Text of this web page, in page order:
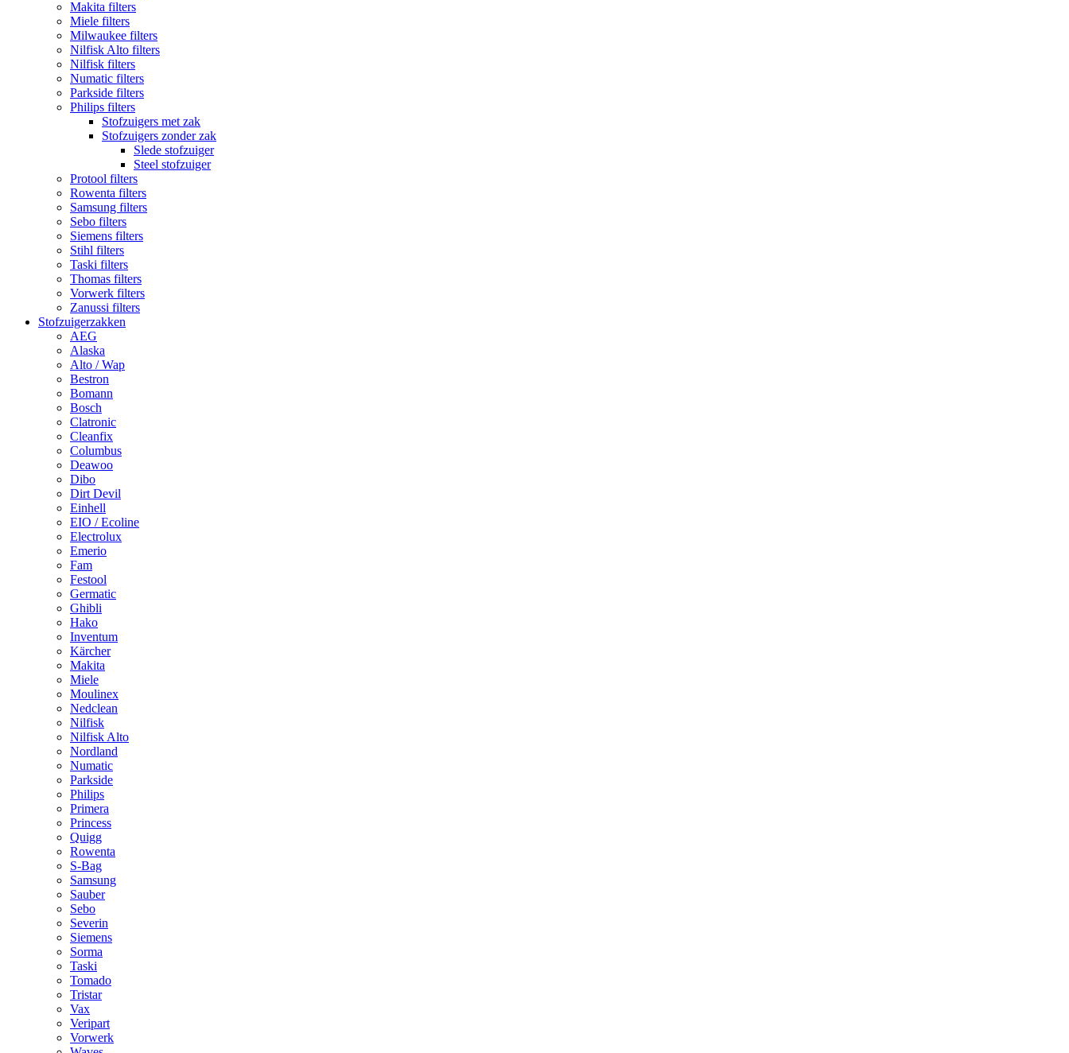
Makita filters
Miele filters
Milwaukee filters
Nilfisk Alto filters
Nilfisk filters
Numatic filters
Parkside filters
Philips filters
Stofzuigers met zak
Stofzuigers zonder zak
Slede stofzuiger
Steel stofzuiger
Protool filters
Rowenta filters
Samsung filters
Sebo filters
Siemens filters
Stihl filters
Taski filters
Thomas filters
Vorwerk filters
Zanussi filters
Stofzuigerzakken
AEG
Alaska
Alto / Wap
Bestron
Bomann
Bosch
Clatronic
Cleanfix
Columbus
Deawoo
Dibo
Dirt Devil
Einhell
EIO / Ecoline
Electrolux
Emerio
Fam
Festool
Germatic
Ghibli
Hako
Inventum
Kärcher
Makita
Miele
Moulinex
Nedclean
Nilfisk
Nilfisk Alto
Nordland
Numatic
Parkside
Philips
Primera
Princess
Quigg
Rowenta
S-Bag
Samsung
Sauber
Sebo
Severin
Siemens
Sorma
Taski
Tomado
Tristar
Vax
Veripart
Vorwerk